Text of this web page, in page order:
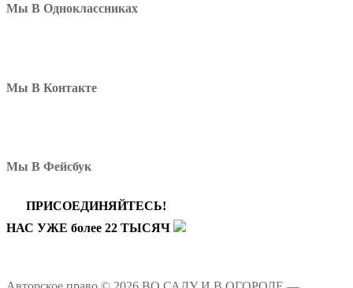
Мы В Одноклассниках
Мы В Контакте
Мы В Фейсбук
ПРИСОЕДИНЯЙТЕСЬ!
НАС УЖЕ более 22 ТЫСЯЧ